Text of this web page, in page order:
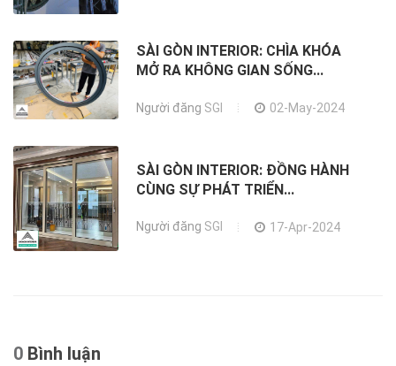
SÀI GÒN INTERIOR: CHÌA KHÓA
MỞ RA KHÔNG GIAN SỐNG...
Người đăng SGI 02-May-2024
SÀI GÒN INTERIOR: ĐỒNG HÀNH
CÙNG SỰ PHÁT TRIỂN...
Người đăng SGI 17-Apr-2024
0 Bình luận